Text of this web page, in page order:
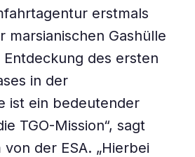
erstmals
marsianischen Gashülle
Entdeckung des ersten
in der
ist ein bedeutender
TGO-Mission“, sagt
der ESA. „Hierbei